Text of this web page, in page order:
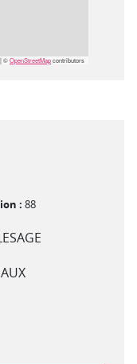
| ©OpenStreetMapcontributors
: 88